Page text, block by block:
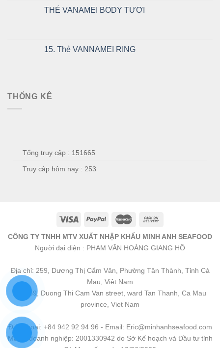
THẺ VANAMEI BODY TƯƠI
15. Thẻ VANNAMEI RING
THỐNG KÊ
Tổng truy cập : 151665
Truy cập hôm nay : 253
CÔNG TY TNHH MTV XUẤT NHẬP KHẨU MINH ANH SEAFOOD
Người đại diện : PHẠM VĂN HOÀNG GIANG HỒ
Địa chỉ: 259, Dương Thị Cẩm Vân, Phường Tân Thành, Tỉnh Cà
Mau, Việt Nam
No 259, Duong Thi Cam Van street, ward Tan Thanh, Ca Mau
province, Viet Nam
Điện thoại: +84 942 92 94 96 - Email: Eric@minhanhseafood.com
Mã số doanh nghiệp: 2001330942 do Sở Kế hoạch và Đầu tư tỉnh